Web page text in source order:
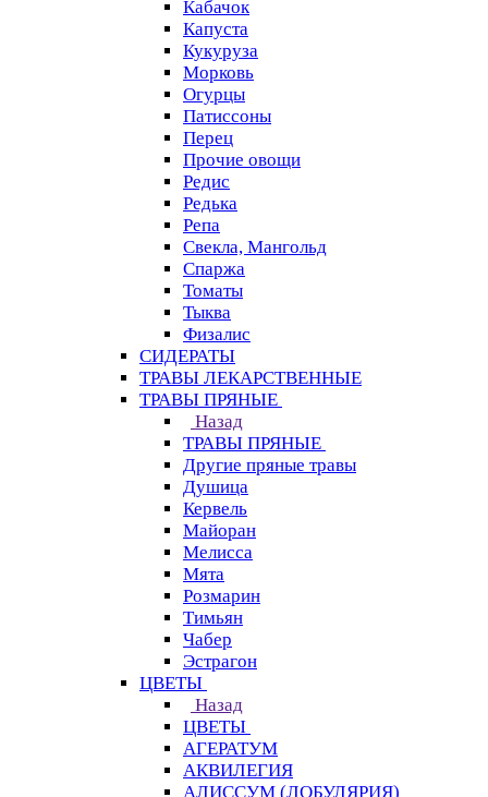
Кабачок
Капуста
Кукуруза
Морковь
Огурцы
Патиссоны
Перец
Прочие овощи
Редис
Редька
Репа
Свекла, Мангольд
Спаржа
Томаты
Тыква
Физалис
СИДЕРАТЫ
ТРАВЫ ЛЕКАРСТВЕННЫЕ
ТРАВЫ ПРЯНЫЕ
Назад
ТРАВЫ ПРЯНЫЕ
Другие пряные травы
Душица
Кервель
Майоран
Мелисса
Мята
Розмарин
Тимьян
Чабер
Эстрагон
ЦВЕТЫ
Назад
ЦВЕТЫ
АГЕРАТУМ
АКВИЛЕГИЯ
АЛИССУМ (ЛОБУЛЯРИЯ)